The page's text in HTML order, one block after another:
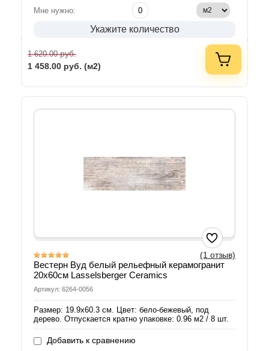
Мне нужно:
Укажите количество
1 620.00руб.
1 458.00 руб. (м2)
(1 отзыв)
Вестерн Вуд белый рельефный керамогранит
20х60см Lasselsberger Ceramics
Артикул: 6264-0056
Размер: 19.9х60.3 см. Цвет: бело-бежевый, под
дерево. Отпускается кратно упаковке: 0.96 м2 / 8 шт.
Добавить к сравнению